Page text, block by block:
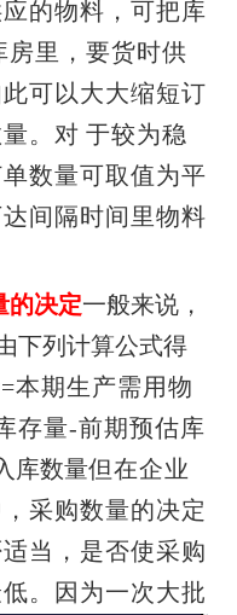
的物料，可把库
房里，要货时供
可以大大缩短订
。对 于较为稳
数量可取值为平
间隔时间里物料
的决定一般来说，
下列计算公式得
本期生产需用物
存量-前期预估库
库数量但在企业
采购数量的决定
当，是否使采购
。因为一次大批